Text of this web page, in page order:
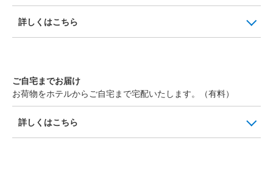
詳しくはこちら
ご自宅までお届け
お荷物をホテルからご自宅まで宅配いたします。（有料）
詳しくはこちら